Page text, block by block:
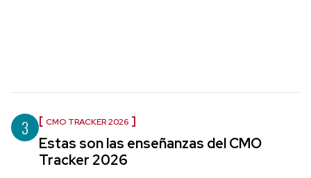
3 CMO TRACKER 2026
Estas son las enseñanzas del CMO
Tracker 2026